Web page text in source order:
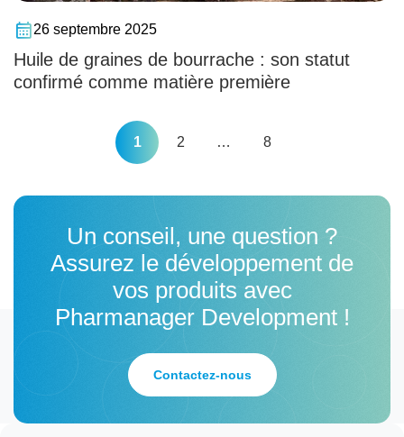
26 septembre 2025
Huile de graines de bourrache : son statut
confirmé comme matière première
Pagination
1 2 … 8
Un conseil, une question ?
Assurez le développement de
vos produits avec
Pharmanager Development !
Contactez-nous